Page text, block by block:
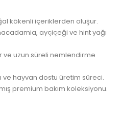
kökenli içeriklerden oluşur.
ayçiçeği ve hint yağı
ve uzun süreli nemlendirme
ve hayvan dostu üretim süreci.
premium bakım koleksiyonu.